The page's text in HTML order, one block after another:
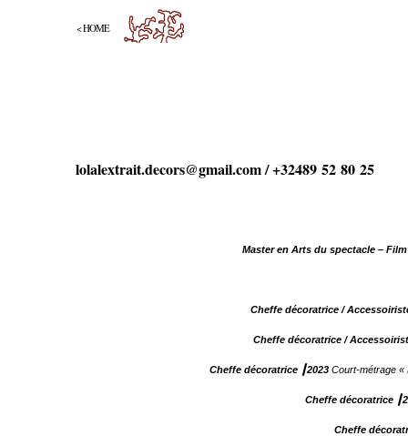
lolalextrait.decors@gmail.com / +32489 52 80 25
< HOME
Master en Arts du spectacle –
Cheffe décoratrice /
Cheffe décoratrice /
Cheffe décoratrice ┃2023 Court-métrage «
Cheffe décoratrice
Cheffe